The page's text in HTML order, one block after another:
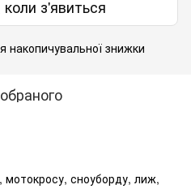
з'явиться
накопичувальної знижки
сноуборду, лиж,